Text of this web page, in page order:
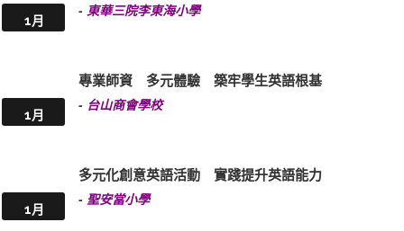
1月
- 東華三院李東海小學
1月
專業師資 多元體驗 築牢學生英語根基
- 台山商會學校
1月
多元化創意英語活動 實踐提升英語能力
- 聖安當小學